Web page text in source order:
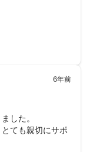
6年前
した。
ても親切にサポ